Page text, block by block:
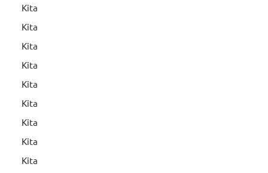
Kita
Kita
Kita
Kita
Kita
Kita
Kita
Kita
Kita